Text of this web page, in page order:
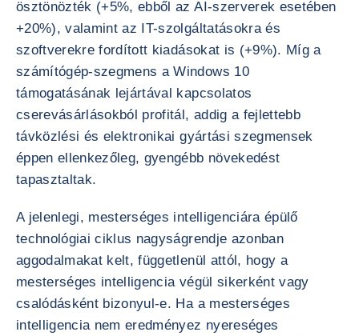
ösztönözték (+5%, ebből az AI-szerverek esetében
+20%), valamint az IT-szolgáltatásokra és
szoftverekre fordított kiadásokat is (+9%). Míg a
számítógép-szegmens a Windows 10
támogatásának lejártával kapcsolatos
cserevásárlásokból profitál, addig a fejlettebb
távközlési és elektronikai gyártási szegmensek
éppen ellenkezőleg, gyengébb növekedést
tapasztaltak.
A jelenlegi, mesterséges intelligenciára épülő
technológiai ciklus nagyságrendje azonban
aggodalmakat kelt, függetlenül attól, hogy a
mesterséges intelligencia végül sikerként vagy
csalódásként bizonyul-e. Ha a mesterséges
intelligencia nem eredményez nyereséges